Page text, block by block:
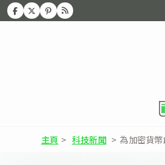
主頁 > 科技新聞 > 為加密貨